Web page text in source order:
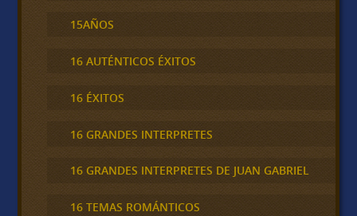
15AÑOS
16 AUTÉNTICOS ÉXITOS
16 ÉXITOS
16 GRANDES INTERPRETES
16 GRANDES INTERPRETES DE JUAN GABRIEL
16 TEMAS ROMÁNTICOS